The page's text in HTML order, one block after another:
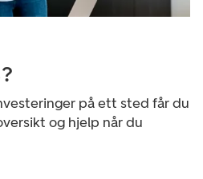
på ett sted får du
og hjelp når du